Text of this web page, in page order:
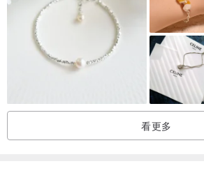
🔸️白水晶-提升正面能量。
*提升自身能量場，淨化。
*療癒身心、健康
👉水晶尺寸:6.1-8.2m 方塊:9.1m看更多